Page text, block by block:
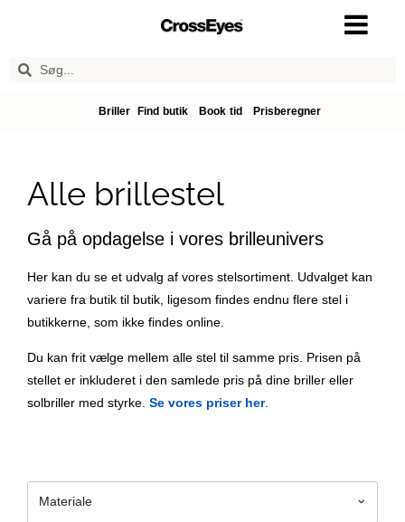
Briller Find butik Book tid Prisberegner
Alle brillestel
Gå på opdagelse i vores brilleunivers
Her kan du se et udvalg af vores stelsortiment. Udvalget kan
variere fra butik til butik, ligesom findes endnu flere stel i
butikkerne, som ikke findes online.
Du kan frit vælge mellem alle stel til samme pris. Prisen på
stellet er inkluderet i den samlede pris på dine briller eller
solbriller med styrke. Se vores priser her.
Materiale